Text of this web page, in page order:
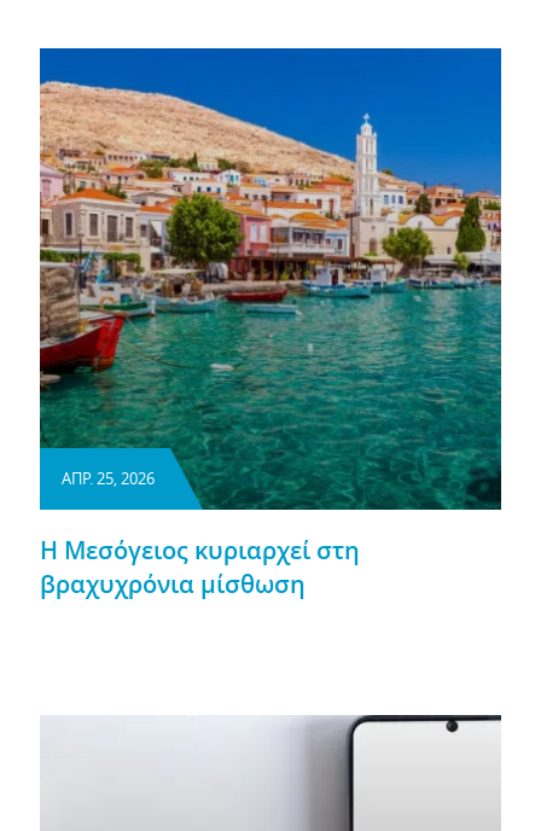
ΑΠΡ. 25, 2026
Η Μεσόγειος κυριαρχεί στη
βραχυχρόνια μίσθωση